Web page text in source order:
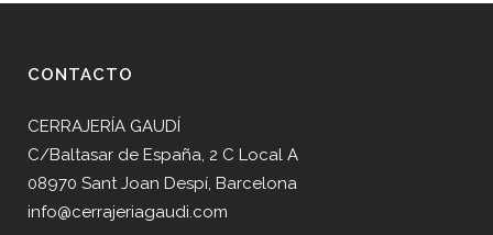
CONTACTO
CERRAJERÍA GAUDÍ
C/Baltasar de España, 2 C Local A
08970 Sant Joan Despí, Barcelona
info@cerrajeriagaudi.com